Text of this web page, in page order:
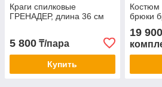
Краги спилковые
ГРЕНАДЕР, длина 36 см
5 800 ₸/пара
Купить
Костюм
брюки
19 900